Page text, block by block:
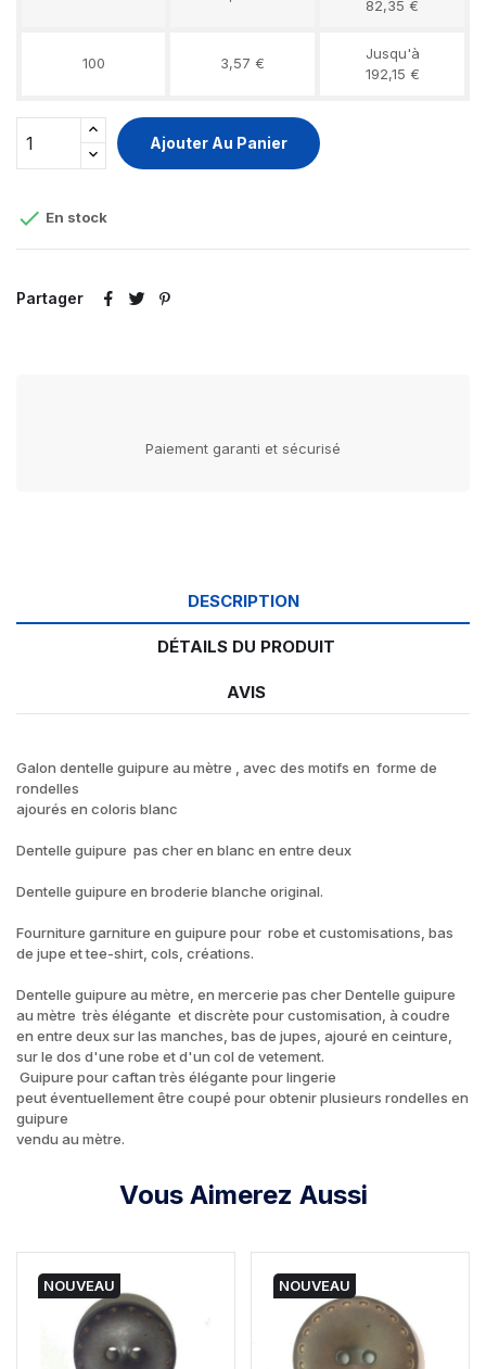
82,35 €
100 3,57 €
Jusqu'à
192,15 €
Ajouter Au Panier
 En stock
Partager
Paiement garanti et sécurisé
DESCRIPTION
DÉTAILS DU PRODUIT
AVIS
Galon dentelle guipure au mètre , avec des motifs en forme de
rondelles
ajourés en coloris blanc
Dentelle guipure pas cher en blanc en entre deux
Dentelle guipure en broderie blanche original.
Fourniture garniture en guipure pour robe et customisations, bas
de jupe et tee-shirt, cols, créations.
Dentelle guipure au mètre, en mercerie pas cherDentelle guipure
au mètre très élégante et discrète pour customisation, à coudre
en entre deux sur las manches, bas de jupes, ajouré en ceinture,
sur le dos d'une robe et d'un col de vetement.
Guipure pour caftan très élégante pour lingerie
peut éventuellement être coupé pour obtenir plusieurs rondelles en
guipure
vendu au mètre.
Vous Aimerez Aussi
NOUVEAU NOUVEAU